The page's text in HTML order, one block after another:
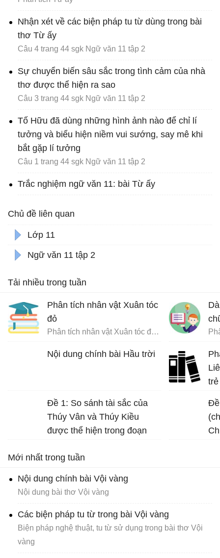
Nhận xét về các biện pháp tu từ dùng trong bài
thơ Từ ấy
Câu 4 trang 44 sgk Ngữ văn 11 tập 2
Sự chuyển biến sâu sắc trong tình cảm của nhà
thơ được thể hiện ra sao
Câu 3 trang 44 sgk Ngữ văn 11 tập 2
Tố Hữu đã dùng những hình ảnh nào để chỉ lí
tưởng và biểu hiện niềm vui sướng, say mê khi
bắt gặp lí tưởng
Câu 1 trang 44 sgk Ngữ văn 11 tập 2
Trắc nghiệm ngữ văn 11: bài Từ ấy
Chủ đề liên quan
Lớp 11
Ngữ văn 11 tập 2
Tải nhiều trong tuần
Phân tích nhân vật Xuân tóc
đỏ
Phân tích nhân vật Xuân tóc đỏ trong Hạnh phúc của một tang gia
Nội dung chính bài Hầu trời
Đề 1: So sánh tài sắc của
Thúy Vân và Thúy Kiều
được thể hiện trong đoạn
nga… đi về mặc ai”.
trẻ
Đề
Mới nhất trong tuần
Nội dung chính bài Vội vàng
Nội dung bài thơ Vội vàng
Các biện pháp tu từ trong bài Vội vàng
Biện pháp nghệ thuật, tu từ sử dụng trong bài thơ Vội
vàng